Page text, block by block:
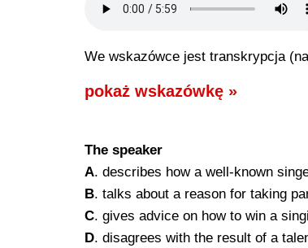
We wskazówce jest transkrypcja
pokaż wskazówkę »
The speaker
A. describes how a well-known
B. talks about a reason for taking
C. gives advice on how to win a
D. disagrees with the result of a